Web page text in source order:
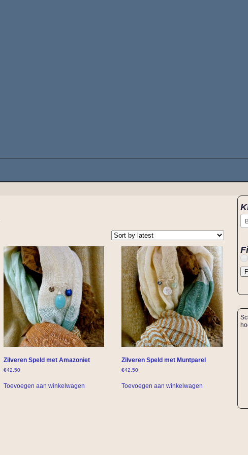
Zilveren Speld met Amazoniet
€42,50
Toevoegen aan winkelwagen
Zilveren Speld met Muntparel
€42,50
Toevoegen aan winkelwagen